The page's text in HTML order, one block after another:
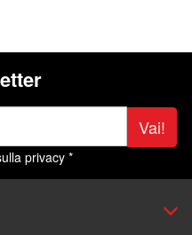
Vai!
privacy *